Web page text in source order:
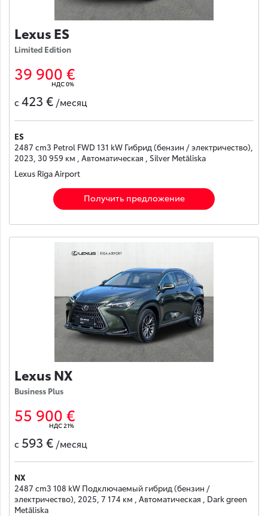
Lexus ES
Limited Edition
39 900 €
НДС 0%
с 423 € /месяц
ES
2487 cm3 Petrol FWD 131 kW Гибрид (бензин / электричество),
2023, 30 959 км , Автоматическая , Silver Metāliska
Lexus Rīga Airport
Получить предложение
Lexus NX
Business Plus
55 900 €
НДС 21%
с 593 € /месяц
NX
2487 cm3 108 kW Подключаемый гибрид (бензин /
электричество), 2025, 7 174 км , Автоматическая , Dark green
Metāliska